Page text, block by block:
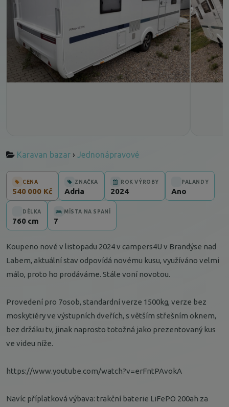
Karavan bazar › Jednonápravové
CENA
540 000 Kč
ZNAČKA
Adria
ROK VÝROBY
2024
PALANDY
Ano
DÉLKA
760 cm
MÍSTA NA SPANÍ
7
Koupeno nové v listopadu 2024 v campers4U v Brandýse nad
Labem, aktuální stav odpovídá novému kusu, využíváno velmi
málo, proto ho prodáváme. Stále voní novotou.
Provedení pro 7osob, standardní verze 1500kg, verze bez
moskytiéry ve výstupních dveřích, s větším střešním oknem,
bez držáku tv, jinak naprosto totožná jako prezentovaný kus
ve videu níže.
https://www.youtube.com/watch?v=erFntPAvokA
Navíc příplatková výbava: trakční baterie LiFePO 200ah za